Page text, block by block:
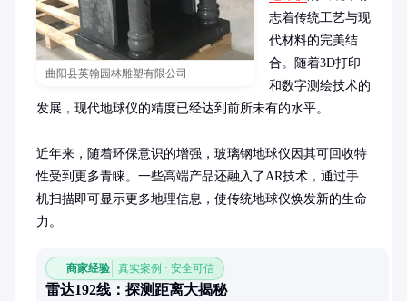
曲阳县英翰园林雕塑有限公司
志着传统工艺与现
代材料的完美结
合。随着3D打印
和数字测绘技术的
发展，现代地球仪的精度已经达到前所未有的水平。
近年来，随着环保意识的增强，玻璃钢地球仪因其可回收特
性受到更多青睐。一些高端产品还融入了AR技术，通过手
机扫描即可显示更多地理信息，使传统地球仪焕发新的生命
力。
商家经验 真实案例 · 安全可信
雷达192线：探测距离大揭秘